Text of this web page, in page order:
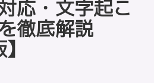
応・文字起こ
徹底解説